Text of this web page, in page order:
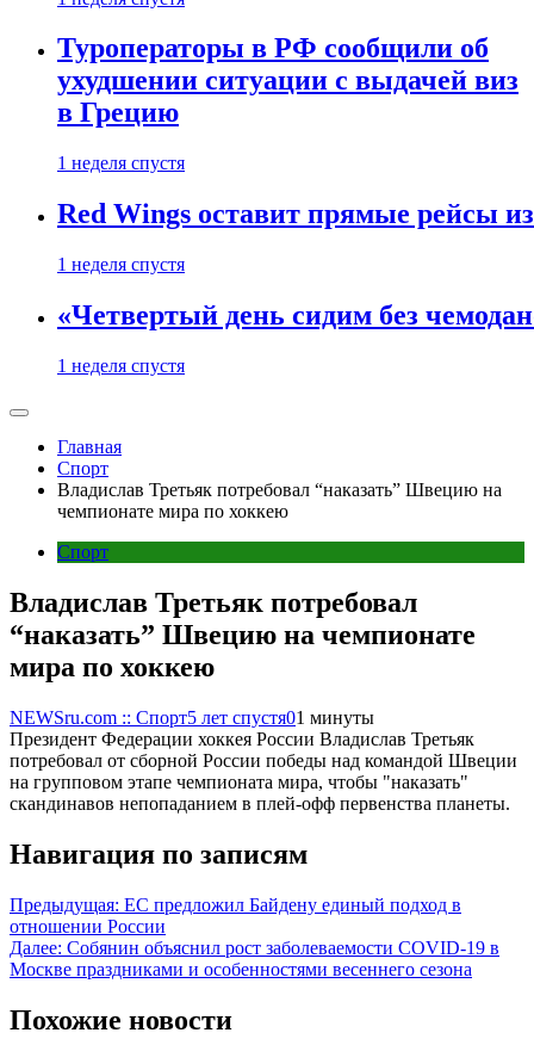
Туроператоры в РФ сообщили об
ухудшении ситуации с выдачей виз
в Грецию
1 неделя спустя
Red Wings оставит прямые рейсы
1 неделя спустя
«Четвертый день сидим без
1 неделя спустя
Главная
Спорт
Владислав Третьяк потребовал “наказать” Швецию на
чемпионате мира по хоккею
Спорт
Владислав Третьяк потребовал
“наказать” Швецию на чемпионате
мира по хоккею
NEWSru.com :: Спорт5 лет спустя01 минуты
Президент Федерации хоккея России Владислав Третьяк
потребовал от сборной России победы над командой Швеции
на групповом этапе чемпионата мира, чтобы "наказать"
скандинавов непопаданием в плей-офф первенства планеты.
Навигация по записям
Предыдущая: ЕС предложил Байдену единый подход в
отношении России
Далее: Собянин объяснил рост заболеваемости COVID-19 в
Москве праздниками и особенностями весеннего сезона
Похожие новости